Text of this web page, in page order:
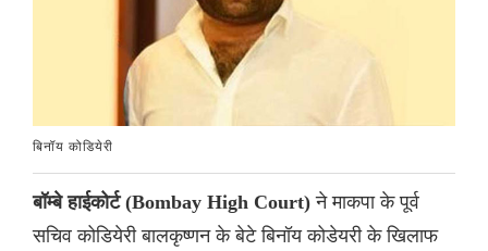
बिनॉय कोडियेरी
बॉम्बे हाईकोर्ट (Bombay High Court) ने माकपा के पूर्व
सचिव कोडियेरी बालकृष्णन के बेटे बिनॉय कोडेयरी के खिलाफ